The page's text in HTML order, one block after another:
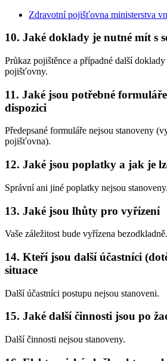
Zdravotní pojišťovna ministerstva
10. Jaké doklady je nutné mít s
Průkaz pojištěnce a případné další
pojišťovny.
11. Jaké jsou potřebné
dispozici
Předepsané formuláře nejsou stanoveny
pojišťovna).
12. Jaké jsou poplatky a jak je
Správní ani jiné poplatky nejsou stanoveny.
13. Jaké jsou lhůty pro vyřízení
Vaše záležitost bude vyřízena bezodkladně.
14. Kteří jsou další účastníci
situace
Další účastníci postupu nejsou stanoveni.
15. Jaké další činnosti jsou po
Další činnosti nejsou stanoveny.